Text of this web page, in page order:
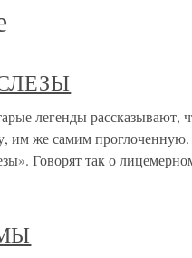
рассказывают, что
им же самим
Говорят так о